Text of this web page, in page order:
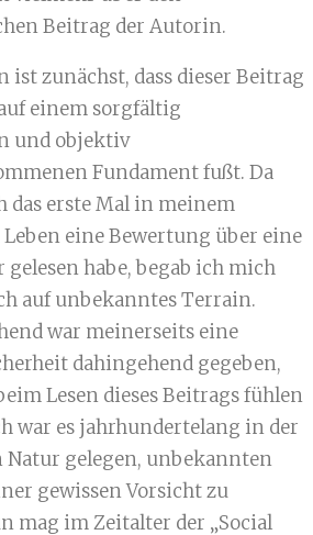
Beitrag der Autorin.
ist zunächst, dass dieser Beitrag
einem sorgfältig
und objektiv
Fundament fußt. Da
das erste Mal in meinem
eine Bewertung über eine
gelesen habe, begab ich mich
auf unbekanntes Terrain.
war meinerseits eine
dahingehend gegeben,
Lesen dieses Beitrags fühlen
war es jahrhundertelang in der
Natur gelegen, unbekannten
gewissen Vorsicht zu
mag im Zeitalter der „Social